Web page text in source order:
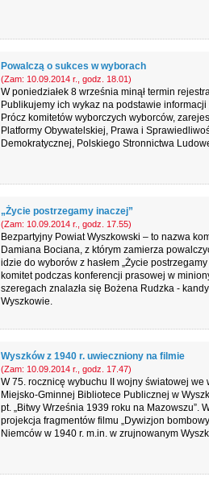
Powalczą o sukces w wyborach
(Zam: 10.09.2014 r., godz. 18.01)
W poniedziałek 8 września minął termin
Publikujemy ich wykaz na podstawie
Prócz komitetów wyborczych wyborców,
Platformy Obywatelskiej, Prawa i
Demokratycznej, Polskiego Stronnictwa
„Życie postrzegamy inaczej”
(Zam: 10.09.2014 r., godz. 17.55)
Bezpartyjny Powiat Wyszkowski – to nazwa
Damiana Bociana, z którym zamierza
idzie do wyborów z hasłem „Życie
komitet podczas konferencji prasowej w
szeregach znalazła się Bożena Rudzka -
Wyszkowie.
Wyszków z 1940 r. uwieczniony na filmie
(Zam: 10.09.2014 r., godz. 17.47)
W 75. rocznicę wybuchu II wojny światowej
Miejsko-Gminnej Bibliotece Publicznej w
pt. „Bitwy Września 1939 roku na Mazowszu”.
projekcja fragmentów filmu „Dywizjon
Niemców w 1940 r. m.in. w zrujnowanym